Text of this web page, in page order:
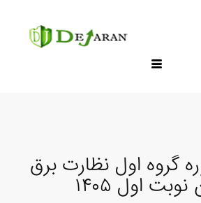
گروه اول نظارت برق
اول ۱۴۰۵